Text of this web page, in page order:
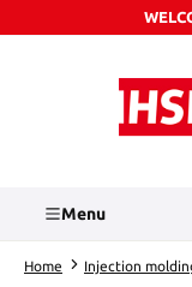
Skip to main content
Menu
Home Injection